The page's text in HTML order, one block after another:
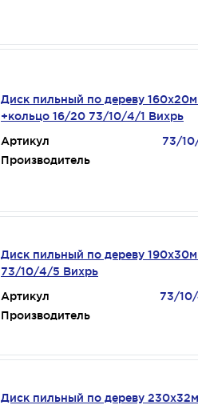
Диск пильный по дереву
+кольцо 16/20 73/10/4/1 Вихрь
Артикул
73/
Производитель
Диск пильный по дереву
73/10/4/5 Вихрь
Артикул
73/
Производитель
Диск пильный по дереву